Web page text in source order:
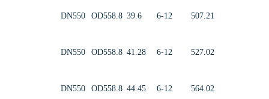
DN550 OD558.8 39.6 6-12 507.21
DN550 OD558.8 41.28 6-12 527.02
DN550 OD558.8 44.45 6-12 564.02